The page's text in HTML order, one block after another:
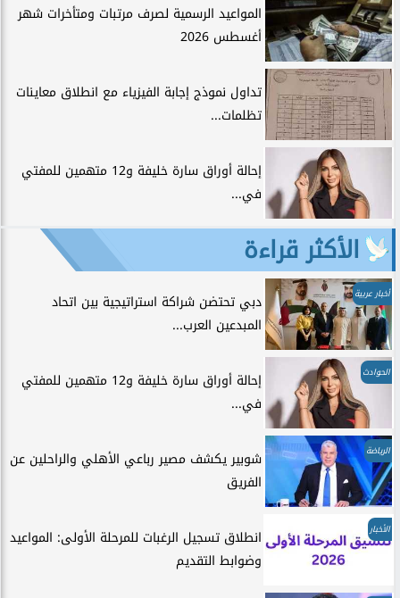
المواعيد الرسمية لصرف مرتبات ومتأخرات شهر
أغسطس 2026
تداول نموذج إجابة الفيزياء مع انطلاق معاينات
تظلمات...
إحالة أوراق سارة خليفة و12 متهمين للمفتي
في...
الأكثر قراءة
أخبار عربية
دبي تحتضن شراكة استراتيجية بين اتحاد
المبدعين العرب...
الحوادث
إحالة أوراق سارة خليفة و12 متهمين للمفتي
في...
الرياضة
شوبير يكشف مصير رباعي الأهلي والراحلين عن
الفريق
الأخبار
انطلاق تسجيل الرغبات للمرحلة الأولى: المواعيد
وضوابط التقديم